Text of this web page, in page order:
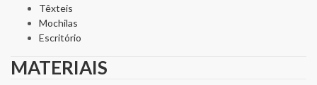
Têxteis
Mochilas
Escritório
MATERIAIS